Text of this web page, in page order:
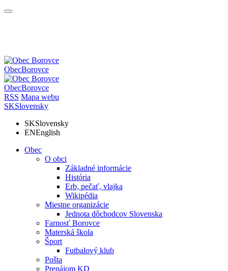
ObecBorovce
ObecBorovce
RSS Mapa webu
SKSlovensky
SKSlovensky
ENEnglish
Obec
O obci
Základné informácie
História
Erb, pečať, vlajka
Wikipédia
Miestne organizácie
Jednota dôchodcov Slovenska
Farnosť Borovce
Materská škola
Šport
Futbalový klub
Pošta
Prenájom KD